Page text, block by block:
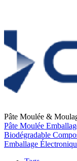
Pâte Moulée &
Pâte Moulée
Biodégradable
Emballage